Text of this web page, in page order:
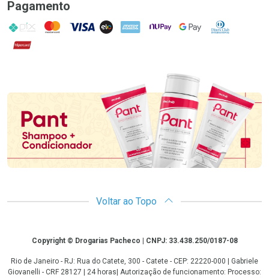
Pagamento
PIX MasterCard
VISA ELO AMEX NuPay Google PayDiners Club
Hipercard
Promoção em Destaque
Voltar ao Topo
CopyrightCopyright © Drogarias Pacheco | CNPJ: 33.438.250/0187-08
Rio de Janeiro - RJ: Rua do Catete, 300 - Catete - CEP: 22220-000 | Gabriele
Giovanelli - CRF 28127 | 24 horas| Autorização de funcionamento: Processo: